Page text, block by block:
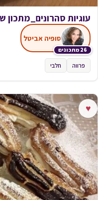
עוגיות סהרונים_מתכון
26 מתכונים
סופיה אביטל
פרווה חלבי
♥